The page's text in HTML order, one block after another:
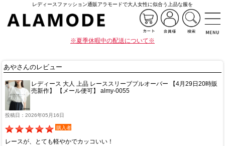
レディースファッション通販アラモードで大人女性に似合う上品な服を
※夏季休暇中の配送について※
あやさんのレビュー
レディース 大人 上品 レーススリーブプルオーバー 【4月29日20時販
売新作】 【メール便可】 almy-0055
投稿日：2026年05月16日
購入者
レースが、とても軽やかでカッコいい！